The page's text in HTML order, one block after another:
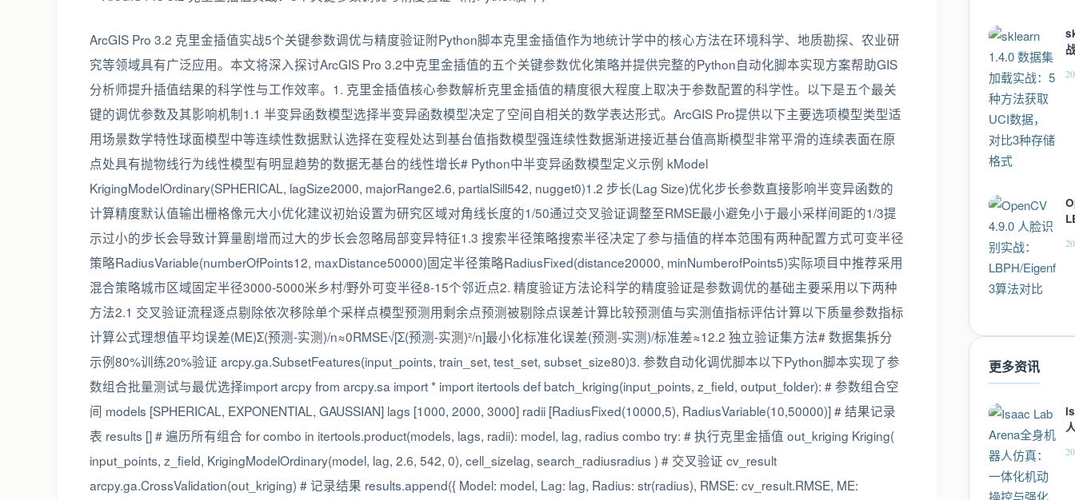
ArcGIS Pro 3.2 克里金插值实战5个关键参数调优与精度验证附Python脚本克里金插值作为地统计学中的核心方法在环境科学、地质勘探、农业研
究等领域具有广泛应用。本文将深入探讨ArcGIS Pro 3.2中克里金插值的五个关键参数优化策略并提供完整的Python自动化脚本实现方案帮助GIS
分析师提升插值结果的科学性与工作效率。1. 克里金插值核心参数解析克里金插值的精度很大程度上取决于参数配置的科学性。以下是五个最关
键的调优参数及其影响机制1.1 半变异函数模型选择半变异函数模型决定了空间自相关的数学表达形式。ArcGIS Pro提供以下主要选项模型类型适
用场景数学特性球面模型中等连续性数据默认选择在变程处达到基台值指数模型强连续性数据渐进接近基台值高斯模型非常平滑的连续表面在原
点处具有抛物线行为线性模型有明显趋势的数据无基台的线性增长# Python中半变异函数模型定义示例 kModel
KrigingModelOrdinary(SPHERICAL, lagSize2000, majorRange2.6, partialSill542, nugget0)1.2 步长(Lag Size)优化步长参数直接影响半变异函数的
计算精度默认值输出栅格像元大小优化建议初始设置为研究区域对角线长度的1/50通过交叉验证调整至RMSE最小避免小于最小采样间距的1/3提
示过小的步长会导致计算量剧增而过大的步长会忽略局部变异特征1.3 搜索半径策略搜索半径决定了参与插值的样本范围有两种配置方式可变半径
策略RadiusVariable(numberOfPoints12, maxDistance50000)固定半径策略RadiusFixed(distance20000, minNumberofPoints5)实际项目中推荐采用
混合策略城市区域固定半径3000-5000米乡村/野外可变半径8-15个邻近点2. 精度验证方法论科学的精度验证是参数调优的基础主要采用以下两种
方法2.1 交叉验证流程逐点剔除依次移除单个采样点模型预测用剩余点预测被剔除点误差计算比较预测值与实测值指标评估计算以下质量参数指标
计算公式理想值平均误差(ME)Σ(预测-实测)/n≈0RMSE√[Σ(预测-实测)²/n]最小化标准化误差(预测-实测)/标准差≈12.2 独立验证集方法# 数据集拆分
示例80%训练20%验证 arcpy.ga.SubsetFeatures(input_points, train_set, test_set, subset_size80)3. 参数自动化调优脚本以下Python脚本实现了参
数组合批量测试与最优选择import arcpy from arcpy.sa import * import itertools def batch_kriging(input_points, z_field, output_folder): # 参数组合空
间 models [SPHERICAL, EXPONENTIAL, GAUSSIAN] lags [1000, 2000, 3000] radii [RadiusFixed(10000,5), RadiusVariable(10,50000)] # 结果记录
表 results [] # 遍历所有组合 for combo in itertools.product(models, lags, radii): model, lag, radius combo try: # 执行克里金插值 out_kriging Kriging(
input_points, z_field, KrigingModelOrdinary(model, lag, 2.6, 542, 0), cell_sizelag, search_radiusradius ) # 交叉验证 cv_result
arcpy.ga.CrossValidation(out_kriging) # 记录结果 results.append({ Model: model, Lag: lag, Radius: str(radius), RMSE: cv_result.RMSE, ME:
更多资讯